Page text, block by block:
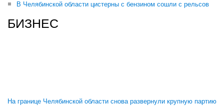
В Челябинской области цистерны с бензином сошли с рельсов
БИЗНЕС
На границе Челябинской области снова развернули крупную партию